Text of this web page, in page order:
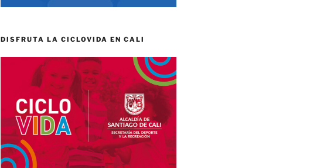
DISFRUTA LA CICLOVIDA EN CALI